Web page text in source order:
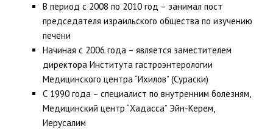
В период с 2008 по 2010 год – занимал пост
председателя израильского общества по изучению
печени
Начиная с 2006 года – является заместителем
директора Института гастроэнтерологии
Медицинского центра “Ихилов” (Сураски)
С 1990 года – специалист по внутренним болезням,
Медицинский центр “Хадасса” Эйн-Керем,
Иерусалим